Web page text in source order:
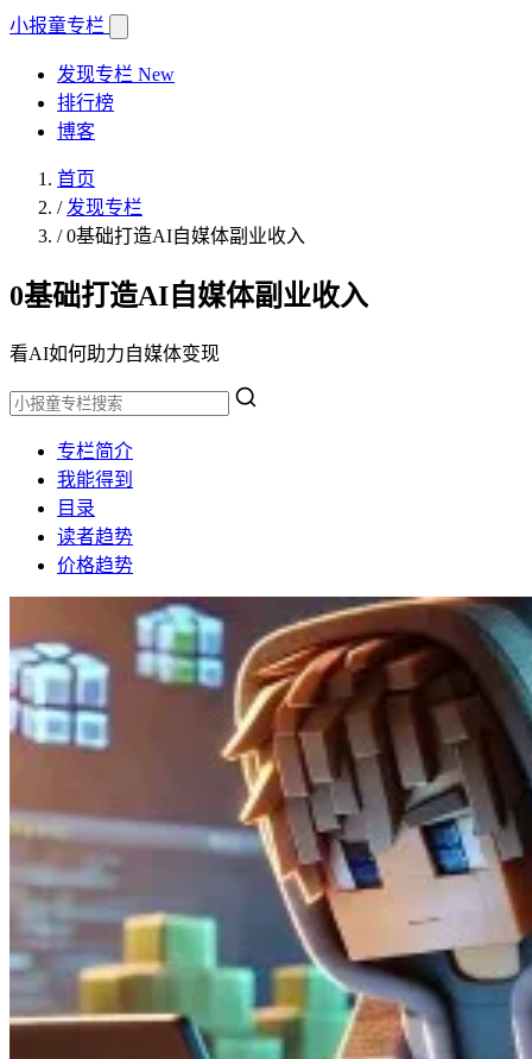
小报童专栏
发现专栏 New
排行榜
博客
首页
/ 发现专栏
/0基础打造AI自媒体副业收入
0基础打造AI自媒体副业收入
看AI如何助力自媒体变现
专栏简介
我能得到
目录
读者趋势
价格趋势